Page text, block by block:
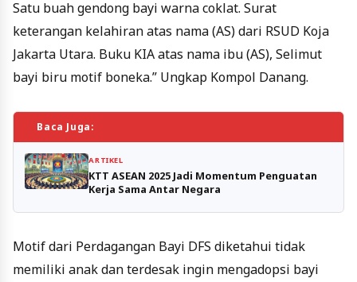
Satu buah gendong bayi warna coklat. Surat
keterangan kelahiran atas nama (AS) dari RSUD Koja
Jakarta Utara. Buku KIA atas nama ibu (AS), Selimut
bayi biru motif boneka.” Ungkap Kompol Danang.
Baca Juga:
ARTIKEL
KTT ASEAN 2025 Jadi Momentum Penguatan
Kerja Sama Antar Negara
Motif dari Perdagangan Bayi DFS diketahui tidak
memiliki anak dan terdesak ingin mengadopsi bayi